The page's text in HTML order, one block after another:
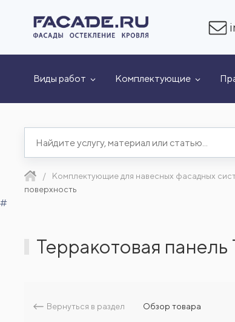
Виды работ Комплектующие
Комплектующие для навесных фасадных
поверхность
#
Терракотовая
Вернуться в раздел Обзор товара